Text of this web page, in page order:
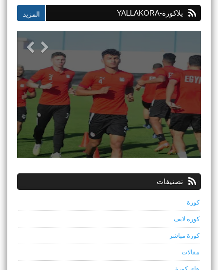
يلاكورة-YALLAKORA
تصنيفات
كورة
كورة لايف
كورة مباشر
مقالات